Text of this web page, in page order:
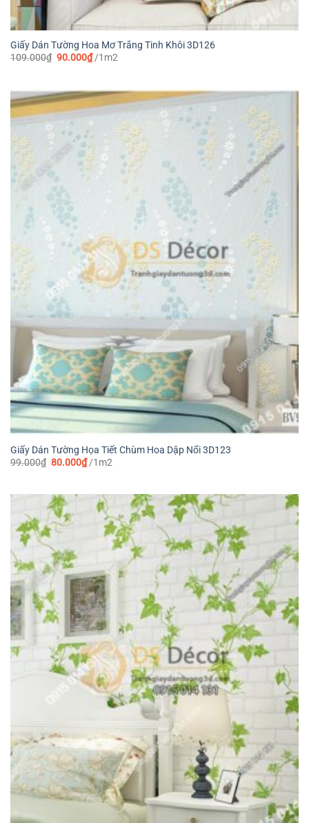
Giấy Dán Tường Hoa Mơ Trắng Tinh Khôi 3D126
109.000₫ Giá
90.000₫Giá
hiện
90.000₫.
/1m2
Giấy Dán Tường Họa Tiết Chùm Hoa Dập Nổi 3D123
99.000₫ Giá
80.000₫Giá
hiện
80.000₫.
/1m2